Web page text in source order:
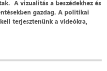
A vizualitás a beszédekhez és
gazdag. A politikai
terjesztenünk a videókra,